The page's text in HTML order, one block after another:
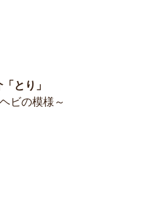
とり」
ビの模様～